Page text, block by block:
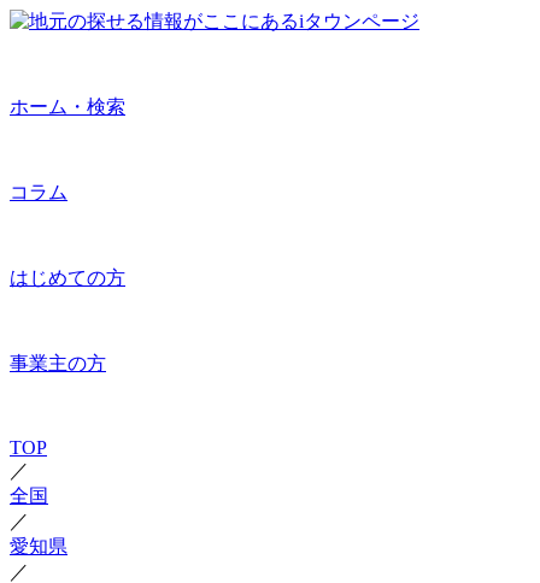
ホーム・検索
コラム
はじめての方
事業主の方
TOP
／
全国
／
愛知県
／